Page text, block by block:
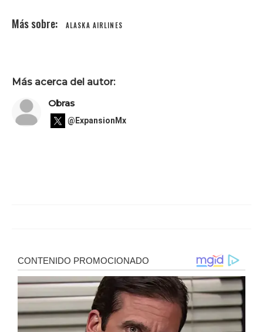
ALASKA AIRLINES
Más acerca del autor:
Obras
@ExpansionMx